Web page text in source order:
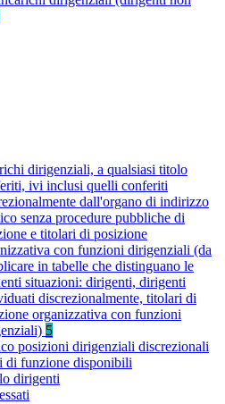
dirigenziali, a qualsiasi titolo
ivi inclusi quelli conferiti
dall'organo di indirizzo
senza procedure pubbliche di
e titolari di posizione
con funzioni dirigenziali (da
in tabelle che distinguano le
situazioni: dirigenti, dirigenti
discrezionalmente, titolari di
organizzativa con funzioni
5
posizioni dirigenziali discrezionali
di funzione disponibili
dirigenti